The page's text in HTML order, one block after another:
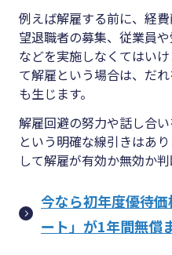
例えば解雇する前に、経
望退職者の募集、従業員
などを実施しなくてはい
て解雇という場合は、だ
も生じます。
解雇回避の努力や話し合
という明確な線引きはあ
して解雇が有効か無効か判
今なら初年度優待
ート」が1年間無償